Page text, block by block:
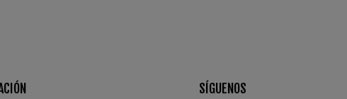
SÍGUENOS